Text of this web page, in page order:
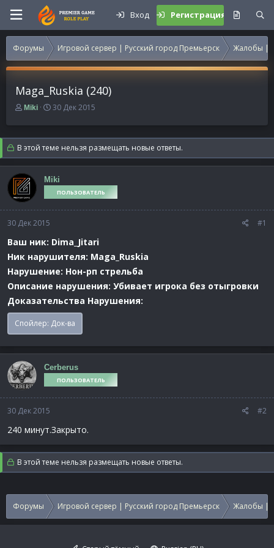
Вход Регистрация
Форумы Игровой сервер | Русский город Премьерск Жалобы |
Maga_Ruskia (240)
А
т
о
р
т
е
м
ы
Miki
Д
т
а
н
а
а
30 Дек 2015
В этой теме нельзя размещать новые ответы.
Miki
ПОЛЬЗОВАТЕЛЬ
30 Дек 2015 #1
Ваш ник: Dima_Jitari
Ник нарушителя: Maga_Ruskia
Нарушение: Нон-рп стрельба
Описание нарушения: Убивает игрока без отыгровки
Доказательства Нарушения:
Спойлер: Док-ва
Cerberus
ПОЛЬЗОВАТЕЛЬ
30 Дек 2015 #2
240 минут.Закрыто.
В этой теме нельзя размещать новые ответы.
Форумы Игровой сервер | Русский город Премьерск Жалобы |